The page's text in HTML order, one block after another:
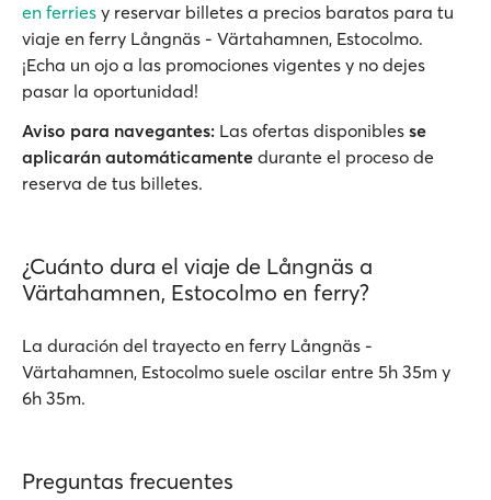
en ferries y reservar billetes a precios baratos para tu
viaje en ferry Långnäs - Värtahamnen, Estocolmo.
¡Echa un ojo a las promociones vigentes y no dejes
pasar la oportunidad!
Aviso para navegantes: Las ofertas disponibles se
aplicarán automáticamente durante el proceso de
reserva de tus billetes.
¿Cuánto dura el viaje de Långnäs a
Värtahamnen, Estocolmo en ferry?
La duración del trayecto en ferry Långnäs -
Värtahamnen, Estocolmo suele oscilar entre 5h 35m y
6h 35m.
Preguntas frecuentes